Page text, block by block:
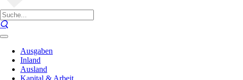
Ausgaben
Inland
Ausland
Kapital & Arbeit